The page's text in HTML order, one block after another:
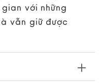
với những
vẫn giữ được